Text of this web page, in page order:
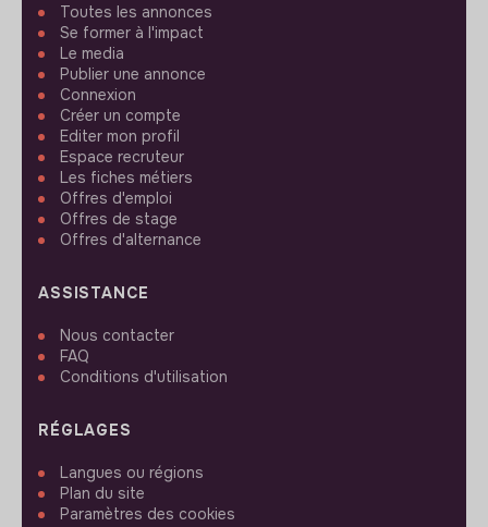
Toutes les annonces
Se former à l'impact
Le media
Publier une annonce
Connexion
Créer un compte
Editer mon profil
Espace recruteur
Les fiches métiers
Offres d'emploi
Offres de stage
Offres d'alternance
ASSISTANCE
Nous contacter
FAQ
Conditions d'utilisation
RÉGLAGES
Langues ou régions
Plan du site
Paramètres des cookies